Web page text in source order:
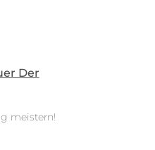
Der
meistern!